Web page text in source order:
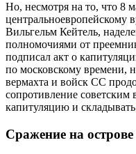
Но, несмотря на то, что 8
центральноевропейскому
Вильгельм Кейтель,
полномочиями от
подписал акт о
по московскому времени,
вермахта и войск СС
сопротивление советским
капитуляцию и складывать
Сражение на